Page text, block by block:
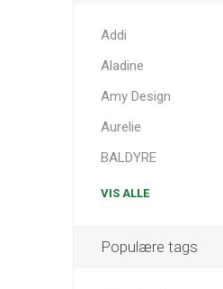
Addi
Aladine
Amy Design
Aurelie
BALDYRE
VIS ALLE
Populære tags